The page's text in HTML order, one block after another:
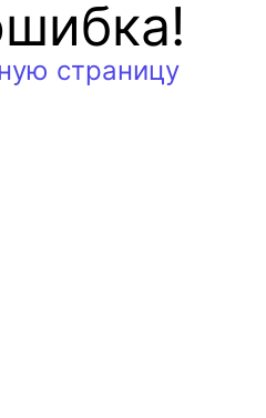
страницу